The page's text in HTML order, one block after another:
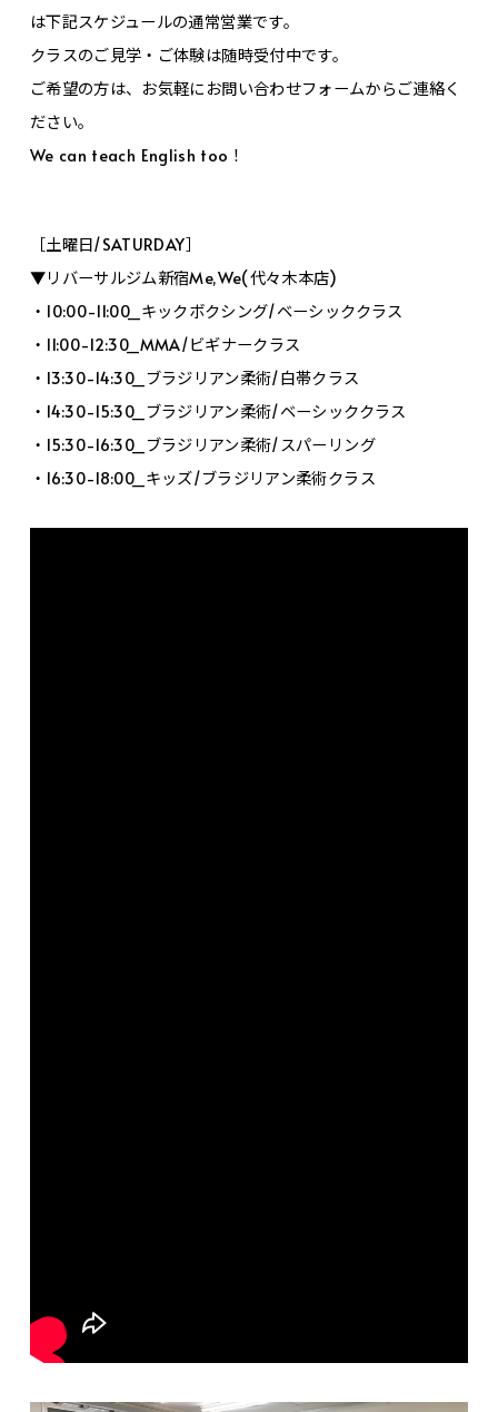
は下記スケジュールの通常営業です。
クラスのご見学・ご体験は随時受付中です。
ご希望の方は、お気軽にお問い合わせフォームからご連絡く
ださい。
We can teach English too！
［土曜日/SATURDAY］
▼リバーサルジム新宿Me,We(代々木本店)
・10:00-11:00_キックボクシング/ベーシッククラス
・11:00-12:30_MMA/ビギナークラス
・13:30-14:30_ブラジリアン柔術/白帯クラス
・14:30-15:30_ブラジリアン柔術/ベーシッククラス
・15:30-16:30_ブラジリアン柔術/スパーリング
・16:30-18:00_キッズ/ブラジリアン柔術クラス